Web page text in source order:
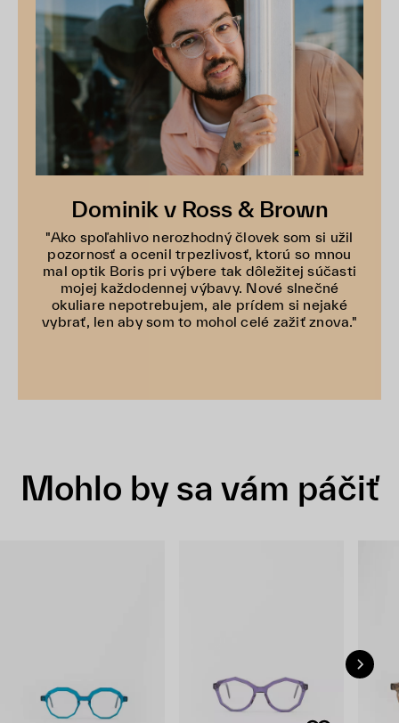
Dominik v Ross & Brown
"Ako spoľahlivo nerozhodný človek som si užil
pozornosť a ocenil trpezlivosť, ktorú so mnou
mal optik Boris pri výbere tak dôležitej súčasti
mojej každodennej výbavy. Nové slnečné
okuliare nepotrebujem, ale prídem si nejaké
vybrať, len aby som to mohol celé zažiť znova."
Mohlo by sa vám páčiť